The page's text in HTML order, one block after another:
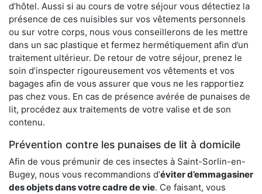
d’hôtel. Aussi si au cours de votre séjour vous détectiez la
présence de ces nuisibles sur vos vêtements personnels
ou sur votre corps, nous vous conseillerons de les mettre
dans un sac plastique et fermez hermétiquement afin d’un
traitement ultérieur. De retour de votre séjour, prenez le
soin d’inspecter rigoureusement vos vêtements et vos
bagages afin de vous assurer que vous ne les rapportiez
pas chez vous. En cas de présence avérée de punaises de
lit, procédez aux traitements de votre valise et de son
contenu.
Prévention contre les punaises de lit à domicile
Afin de vous prémunir de ces insectes à Saint-Sorlin-en-
Bugey, nous vous recommandions d’éviter d’emmagasiner
des objets dans votre cadre de vie. Ce faisant, vous